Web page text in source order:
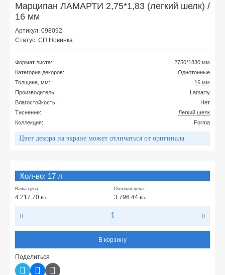
Марципан ЛАМАРТИ 2,75*1,83 (легкий шелк) /
16 мм
Артикул: 098092
Статус: СП Новинка
Формат листа:
2750*1830 мм
Категория декоров:
Однотонные
Толщина, мм:
16 мм
Производитель:
Lamarty
Влагостойкость:
Нет
Тиснение:
Легкий шелк
Коллекция:
Forma
Цвет декора на экране может отличаться от оригинала
Кол-во: 17 л
Ваша цена:
4 217.70 ₽/л.
Оптовая цена:
3 796.44 ₽/л.
В корзину
Поделиться